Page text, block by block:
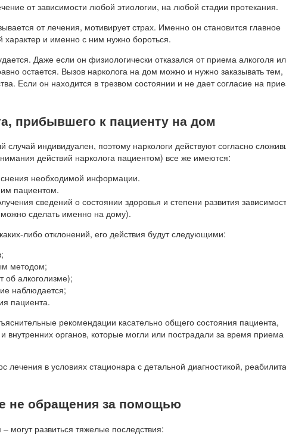
от зависимости любой этиологии, на любой стадии протекания.
от лечения, мотивирует страх. Именно он становится главное
характер и именно с ним нужно бороться.
Даже если он физиологически отказался от приема алкоголя
остается. Вызов нарколога на дом можно и нужно заказывать тем,
Если он находится в трезвом состоянии и не дает согласие на
прибывшего к пациенту на дом
индивидуален, поэтому наркологи действуют согласно
действий нарколога пациентом) все же имеются:
необходимой информации.
пациентом.
сведений о состоянии здоровья и степени развития
сделать именно на дому).
либо отклонений, его действия будут следующими:
методом;
об алкоголизме);
наблюдается;
пациента.
рекомендации касательно общего состояния пациента,
внутренних органов, которые могли или пострадали за время приема
в условиях стационара с детальной диагностикой,
не обращения за помощью
могут развиться тяжелые последствия: